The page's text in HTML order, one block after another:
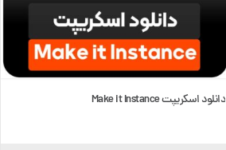
دانلود اسکریپت Make it Instance